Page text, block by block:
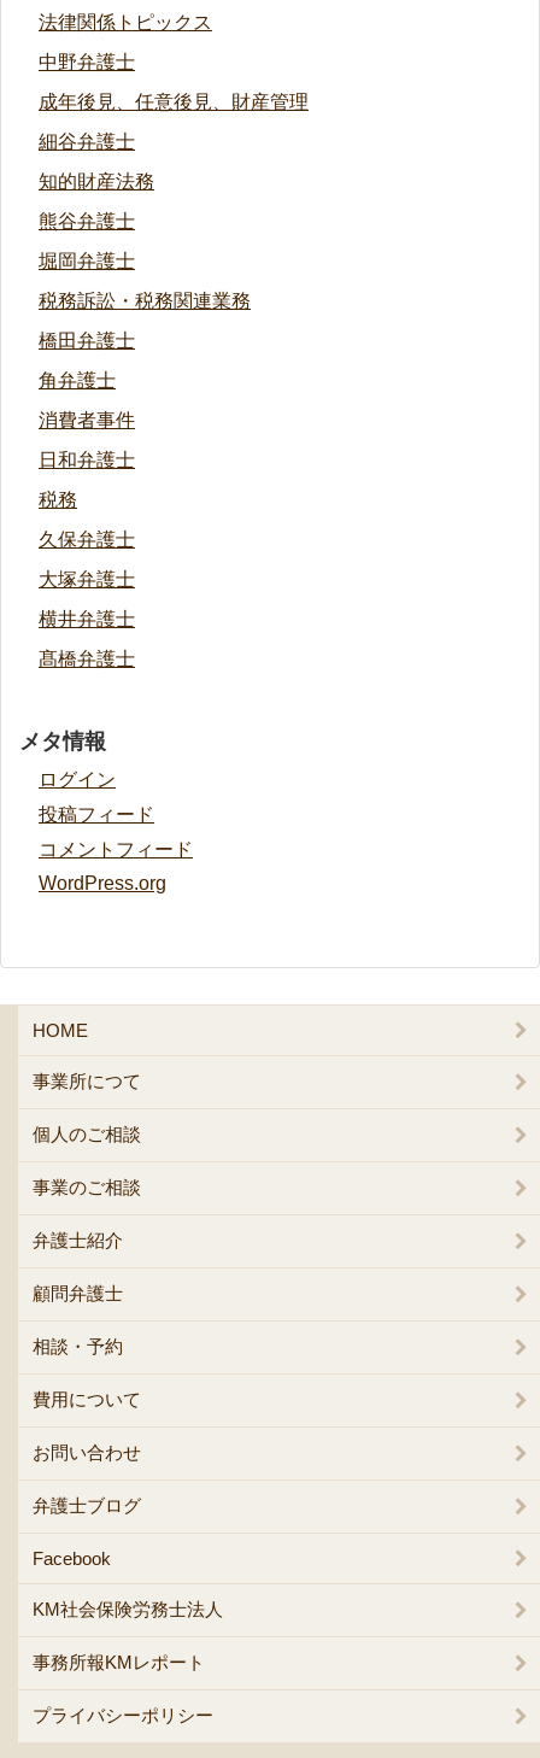
法律関係トピックス
中野弁護士
成年後見、任意後見、財産管理
細谷弁護士
知的財産法務
熊谷弁護士
堀岡弁護士
税務訴訟・税務関連業務
橋田弁護士
角弁護士
消費者事件
日和弁護士
税務
久保弁護士
大塚弁護士
横井弁護士
髙橋弁護士
メタ情報
ログイン
投稿フィード
コメントフィード
WordPress.org
HOME
事業所につて
個人のご相談
事業のご相談
弁護士紹介
顧問弁護士
相談・予約
費用について
お問い合わせ
弁護士ブログ
Facebook
KM社会保険労務士法人
事務所報KMレポート
プライバシーポリシー